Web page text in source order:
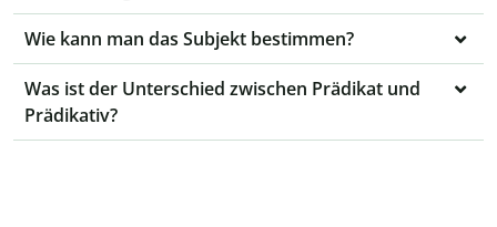
Wie kann man das Subjekt bestimmen?
Was ist der Unterschied zwischen Prädikat und
Prädikativ?